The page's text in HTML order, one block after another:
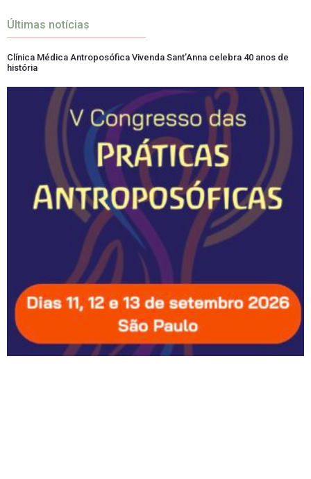
Últimas notícias
Clínica Médica Antroposófica Vivenda Sant’Anna celebra 40 anos de
história